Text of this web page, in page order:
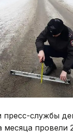
службы
месяца провели